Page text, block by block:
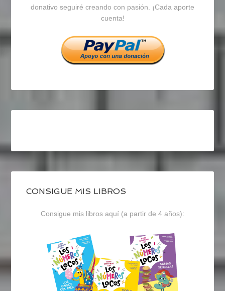
en
Facebook
en
Twitter
en
Instagram
donativo seguiré creando con pasión. ¡Cada aporte
cuenta!
CONSIGUE MIS LIBROS
Consigue mis libros aquí (a partir de 4 años):